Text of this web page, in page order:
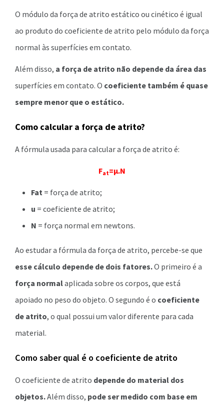
O módulo da força de atrito estático ou cinético é igual
ao produto do coeficiente de atrito pelo módulo da força
normal às superfícies em contato.
Além disso, a força de atrito não depende da área das
superfícies em contato. O coeficiente também é quase
sempre menor que o estático.
Como calcular a força de atrito?
A fórmula usada para calcular a força de atrito é:
Fat=µ.N
Fat = força de atrito;
u = coeficiente de atrito;
N = força normal em newtons.
Ao estudar a fórmula da força de atrito, percebe-se que
esse cálculo depende de dois fatores.O primeiro é a
força normalaplicada sobre os corpos, que está
apoiado no peso do objeto. O segundo é o coeficiente
de atrito, o qual possui um valor diferente para cada
material.
Como saber qual é o coeficiente de atrito
O coeficiente de atrito depende do material dos
objetos.Além disso, pode ser medido com base em